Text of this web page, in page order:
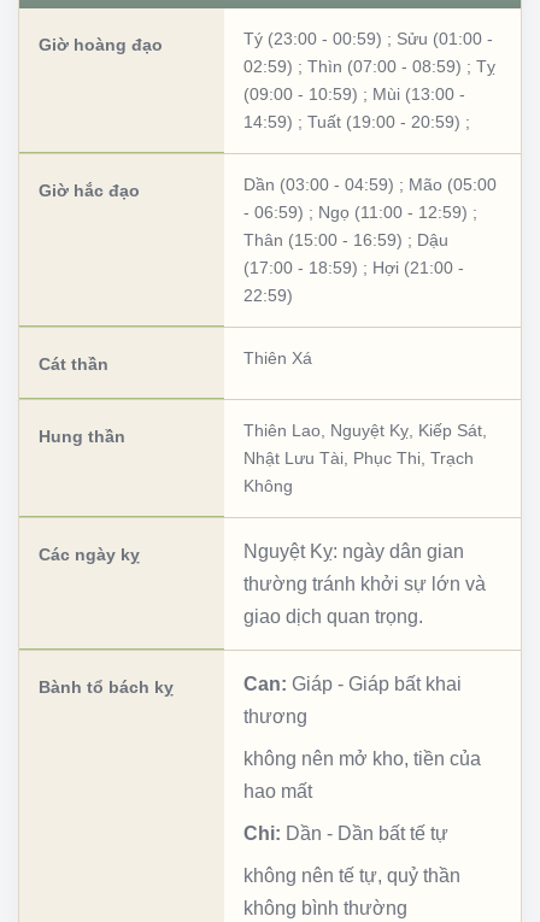
Giờ hoàng đạo Tý (23:00 - 00:59) ; Sửu (01:00 -
02:59) ; Thìn (07:00 - 08:59) ; Tỵ
(09:00 - 10:59) ; Mùi (13:00 -
14:59) ; Tuất (19:00 - 20:59) ;
Giờ hắc đạo Dần (03:00 - 04:59) ; Mão (05:00
- 06:59) ; Ngọ (11:00 - 12:59) ;
Thân (15:00 - 16:59) ; Dậu
(17:00 - 18:59) ; Hợi (21:00 -
22:59)
Cát thần Thiên Xá
Hung thần Thiên Lao Nguyệt Kỵ Kiếp Sát
Nhật Lưu Tài Phục Thi Trạch
Không
Các ngày kỵ
Nguyệt Kỵ: ngày dân gian
thường tránh khởi sự lớn và
giao dịch quan trọng.
Bành tổ bách kỵ Can: Giáp - Giáp bất khai
thương
không nên mở kho, tiền của
hao mất
Chi: Dần - Dần bất tế tự
không nên tế tự, quỷ thần
không bình thường